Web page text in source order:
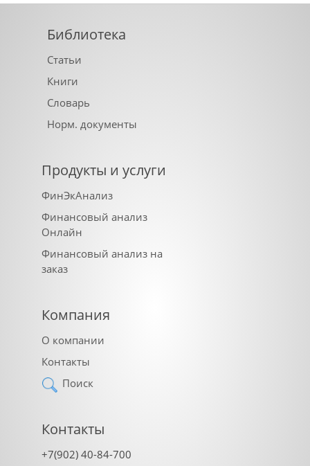
Библиотека
Статьи
Книги
Словарь
Норм. документы
Продукты и услуги
ФинЭкАнализ
Финансовый анализ
Онлайн
Финансовый анализ на
заказ
Компания
О компании
Контакты
Поиск
Контакты
+7(902) 40-84-700